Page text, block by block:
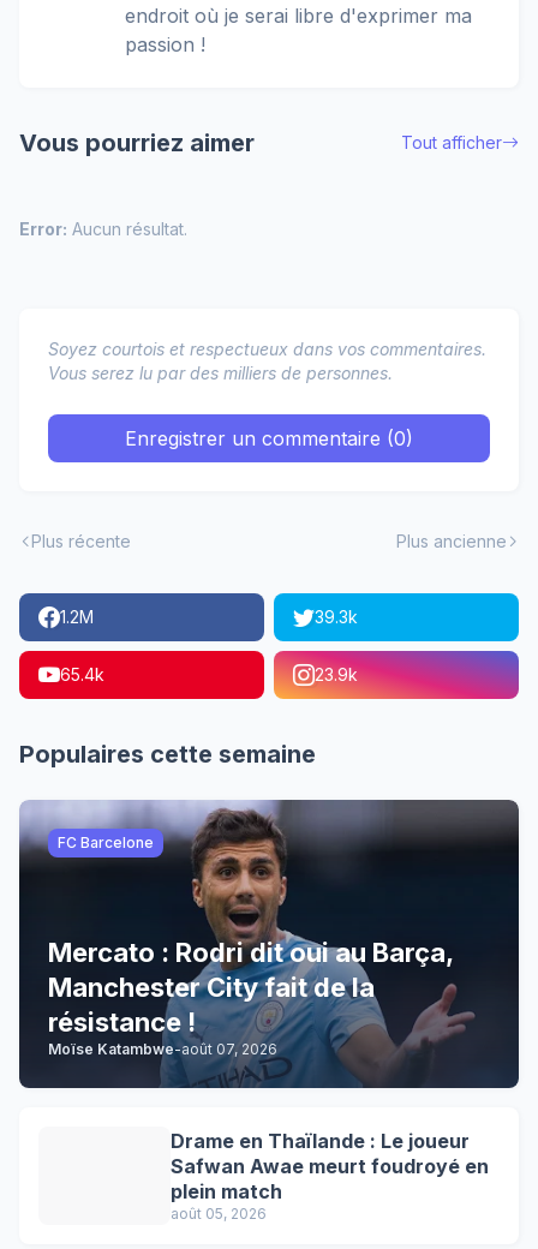
endroit où je serai libre d'exprimer ma
passion !
Vous pourriez aimer Tout afficher
Error: Aucun résultat.
Soyez courtois et respectueux dans vos commentaires.
Vous serez lu par des milliers de personnes.
Enregistrer un commentaire (0)
Plus récente Plus ancienne
1.2M 39.3k
65.4k 23.9k
Populaires cette semaine
FC Barcelone
Mercato : Rodri dit oui au Barça,
Manchester City fait de la
résistance !
Moïse Katambwe-août 07, 2026
Drame en Thaïlande : Le joueur
Safwan Awae meurt foudroyé en
plein match
août 05, 2026